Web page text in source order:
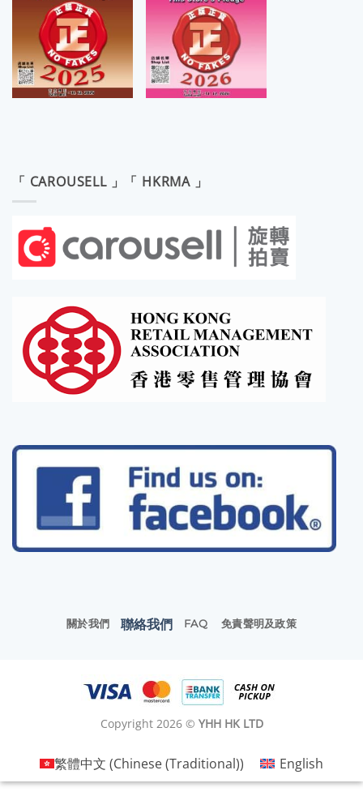
「 CAROUSELL 」「 HKRMA 」
關於我們 聯絡我們 FAQ 免責聲明及政策
Copyright 2026 © YHH HK LTD
繁體中文 (Chinese (Traditional)) English